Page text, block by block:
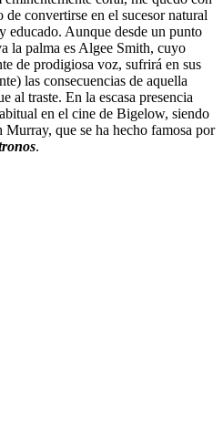
convertirse en el sucesor natural
educado. Aunque desde un punto
la palma es Algee Smith, cuyo
de prodigiosa voz, sufrirá en sus
las consecuencias de aquella
al traste. En la escasa presencia
en el cine de Bigelow, siendo
que se ha hecho famosa por
.